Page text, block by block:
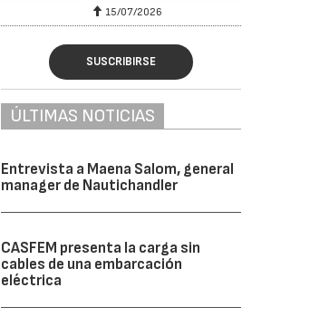
15/07/2026
SUSCRIBIRSE
ÚLTIMAS NOTICIAS
Entrevista a Maena Salom, general
manager de Nautichandler
CASFEM presenta la carga sin
cables de una embarcación
eléctrica